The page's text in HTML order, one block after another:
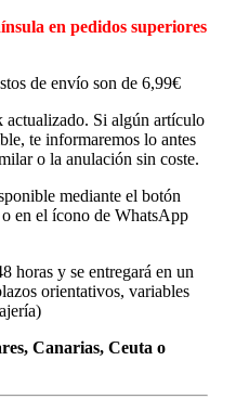
en pedidos superiores
de envío son de 6,99€
actualizado. Si algún artículo
te informaremos lo antes
o la anulación sin coste.
mediante el botón
en el ícono de WhatsApp
horas y se entregará en un
orientativos, variables
Canarias, Ceuta o